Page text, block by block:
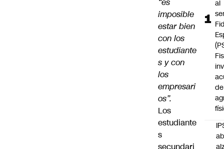
imposible
estar bien
con los
estudiante
s y con
los
empresari
os”.
Los
estudiante
s
secundari
al
de